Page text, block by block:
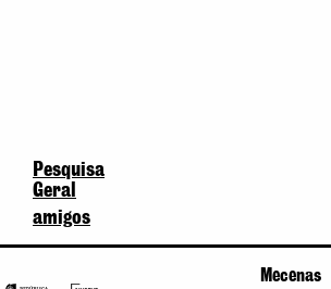
Pesquisa
Geral
amigos
Mecenas